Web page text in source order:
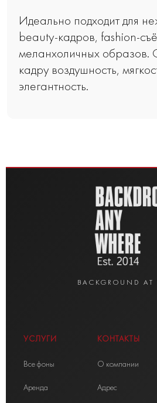
Идеально подходит для
beauty-кадров, fashion-
меланхоличных образов.
кадру воздушность,
элегантность.
BACKGROUND AT
УСЛУГИ
Все фоны
Аренда
КОНТАКТЫ
О компании
Адрес